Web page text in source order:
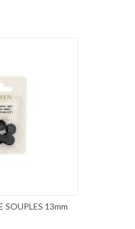
SOUPLES 13mm